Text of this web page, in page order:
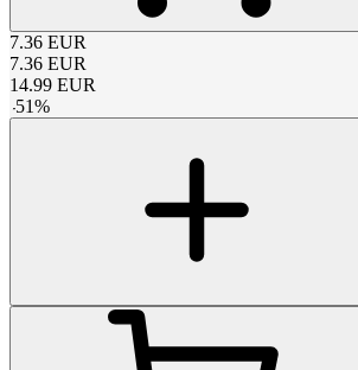
7.36 EUR
7.36 EUR
14.99 EUR
-51%